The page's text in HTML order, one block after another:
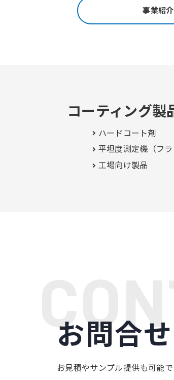
事業紹介
コーティング製
ハードコート剤
平坦度測定機（フラ
工場向け製品
お問合せ
お見積やサンプル提供も可能